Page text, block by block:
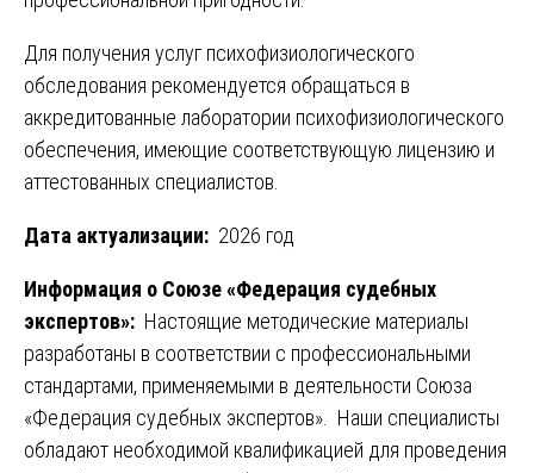
Для получения услуг психофизиологического
обследования рекомендуется обращаться в
аккредитованные лаборатории психофизиологического
обеспечения, имеющие соответствующую лицензию и
аттестованных специалистов.
Дата актуализации: 2026 год
Информация о Союзе «Федерация судебных
экспертов»: Настоящие методические материалы
разработаны в соответствии с профессиональными
стандартами, применяемыми в деятельности Союза
«Федерация судебных экспертов». Наши специалисты
обладают необходимой квалификацией для проведения